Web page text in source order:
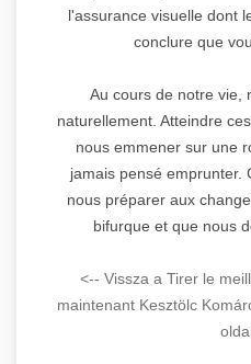
l'assurance visuelle dont
conclure que
Au cours de notre vie,
naturellement. Atteindre
nous emmener sur une
jamais pensé emprunter.
nous préparer aux
bifurque et que nous
<-- Vissza a Tirer le
maintenant Kesztölc